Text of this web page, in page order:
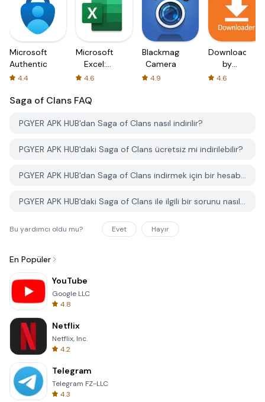
Microsoft
Authenticator
4.4
Microsoft
Excel:
Spreadsheets
4.6
Blackmagic
Camera
4.9
Downloader
by
AFTVnews
4.6
Saga of Clans FAQ
PGYER APK HUB'dan Saga of Clans nasıl indirilir?
PGYER APK HUB'daki Saga of Clans ücretsiz mi indirilebilir?
PGYER APK HUB'dan Saga of Clans indirmek için bir hesaba ihtiyacım var mı?
PGYER APK HUB'daki Saga of Clans ile ilgili bir sorunu nasıl bildirebilirim?
Bu yardımcı oldu mu? Evet Hayır
En Popüler
YouTube
Google LLC
4.8
Netflix
Netflix, Inc.
4.2
Telegram
Telegram FZ-LLC
4.3